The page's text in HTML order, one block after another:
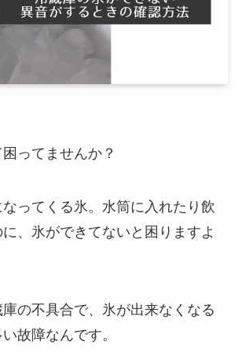
ってませんか？
ってくる氷。水筒に入れたり飲
、氷ができてないと困りますよ
の不具合で、氷が出来なくなる
故障なんです。